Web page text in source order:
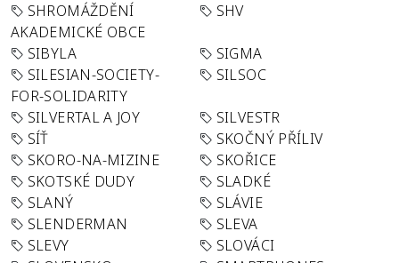
SHROMÁŽDĚNÍ
AKADEMICKÉ OBCE
SHV
SIBYLA
SIGMA
SILESIAN-SOCIETY-
FOR-SOLIDARITY
SILSOC
SILVERTAL A JOY
SILVESTR
SÍŤ
SKOČNÝ PŘÍLIV
SKORO-NA-MIZINE
SKOŘICE
SKOTSKÉ DUDY
SLADKÉ
SLANÝ
SLÁVIE
SLENDERMAN
SLEVA
SLEVY
SLOVÁCI